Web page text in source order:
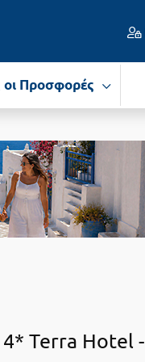
Προσφορές
4* Terra Hotel -